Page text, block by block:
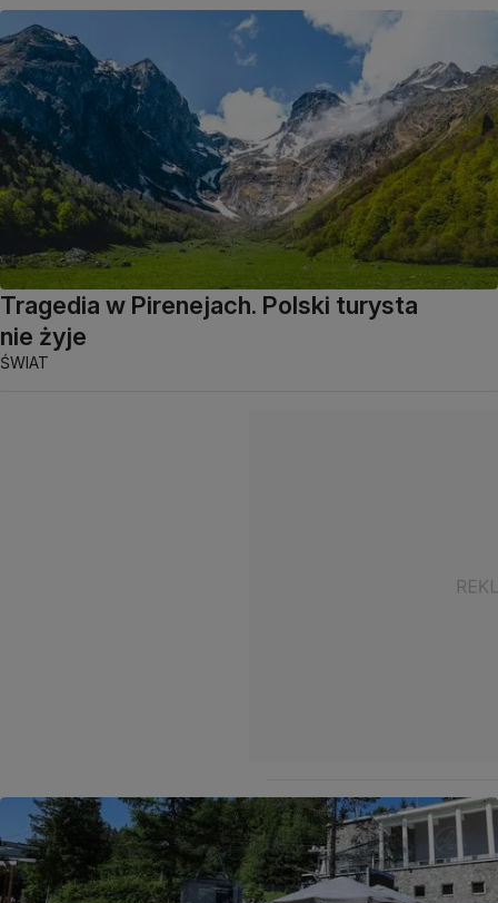
Tragedia w Pirenejach. Polski turysta
nie żyje
ŚWIAT